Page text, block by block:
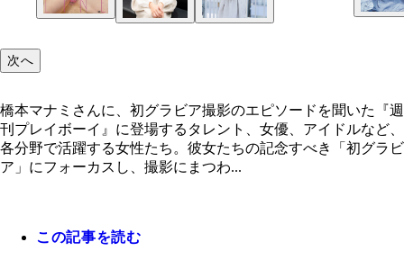
橋本マナミ『週刊プレイボーイ』2006年29号（撮
次へ
橋本マナミさんに、初グラビア撮影のエピソードを聞いた『週
刊プレイボーイ』に登場するタレント、女優、アイドルなど、
各分野で活躍する女性たち。彼女たちの記念すべき「初グラビ
ア」にフォーカスし、撮影にまつわ...
この記事を読む